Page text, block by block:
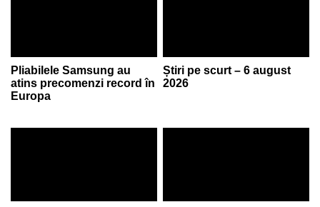
Pliabilele Samsung au
atins precomenzi record în
Europa
Știri pe scurt – 6 august
2026